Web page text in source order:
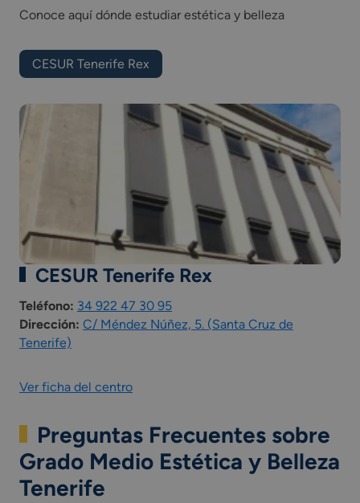
Formación y orientación laboral.
Empresa e iniciativa emprendedora.
*Las asignaturas presentes en el plan de estudios
pueden variar según la comunidad autónoma.
Conoce aquí dónde estudiar estética y belleza
CESUR Tenerife Rex
CESUR Tenerife Rex
Teléfono: 34 922 47 30 95
Dirección: C/ Méndez Núñez, 5. (Santa Cruz de
Tenerife)
Ver ficha del centro
Preguntas Frecuentes sobre
Grado Medio Estética y Belleza
Tenerife